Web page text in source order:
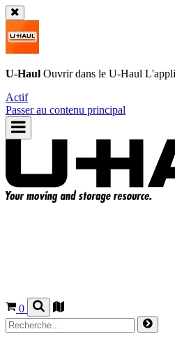
U-Haul Ouvrir dans le U-Haul
Actif
Passer au contenu principal
0